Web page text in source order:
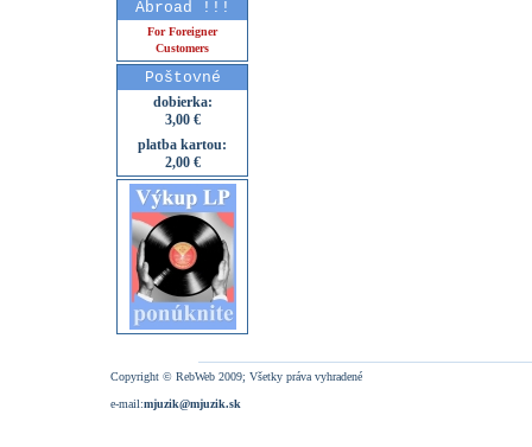
Abroad !!!
For Foreigner
Customers
Poštovné
dobierka:
3,00 €
platba kartou:
2,00 €
Copyright © RebWeb 2009; Všetky práva vyhradené
e-mail:mjuzik@mjuzik.sk